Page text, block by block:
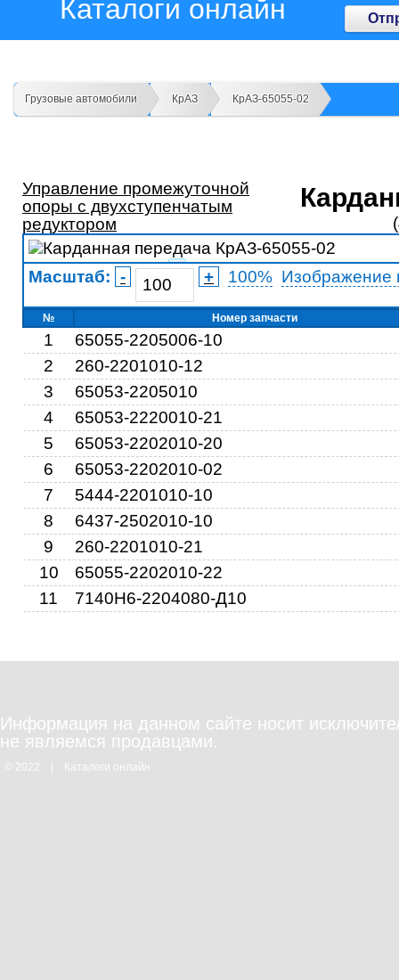
Каталоги онлайн
Грузовые автомобили КрАЗ КрАЗ-65055-02
Управление промежуточной
опоры с двухступенчатым
редуктором
1
5
6
10 10
11
Масштаб: - + 100% Изображение
№ Номер запчасти
1
65055-2205006-10
2
260-2201010-12
3
65053-2205010
4
65053-2220010-21
5
65053-2202010-20
6
65053-2202010-02
7
5444-2201010-10
8
6437-2502010-10
9
260-2201010-21
10
65055-2202010-22
11
7140Н6-2204080-Д10
Информация на данном сайте носит
не являемся продавцами.
© 2022 | Каталоги онлайн